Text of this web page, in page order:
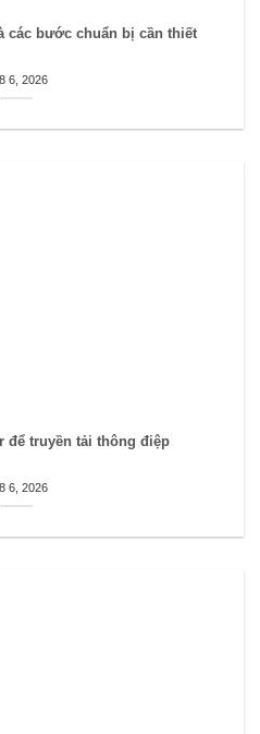
các bước chuẩn bị cần thiết
6, 2026
để truyền tải thông điệp
6, 2026